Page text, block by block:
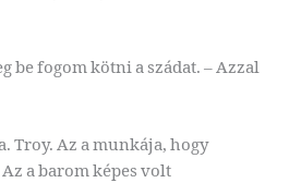
be fogom kötni a szádat. – Azzal
Troy. Az a munkája, hogy
a barom képes volt